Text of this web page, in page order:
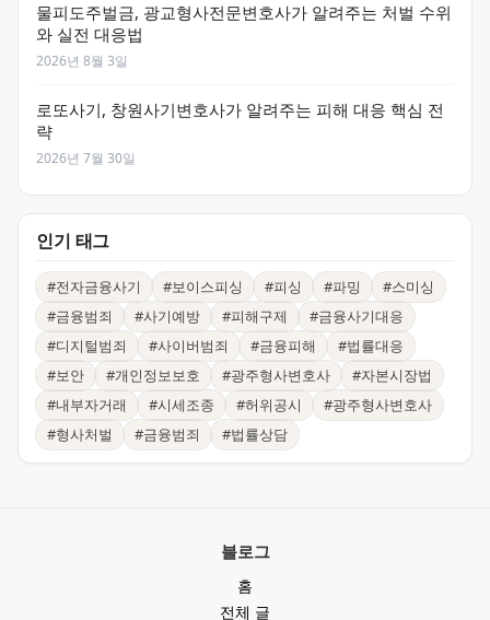
물피도주벌금, 광교형사전문변호사가 알려주는 처벌 수위
와 실전 대응법
2026년 8월 3일
로또사기, 창원사기변호사가 알려주는 피해 대응 핵심 전
략
2026년 7월 30일
인기 태그
#전자금융사기 #보이스피싱 #피싱 #파밍 #스미싱
#금융범죄 #사기예방 #피해구제 #금융사기대응
#디지털범죄 #사이버범죄 #금융피해 #법률대응
#보안 #개인정보보호 #광주형사변호사 #자본시장법
#내부자거래 #시세조종 #허위공시 #광주형사변호사
#형사처벌 #금융범죄 #법률상담
블로그
홈
전체 글